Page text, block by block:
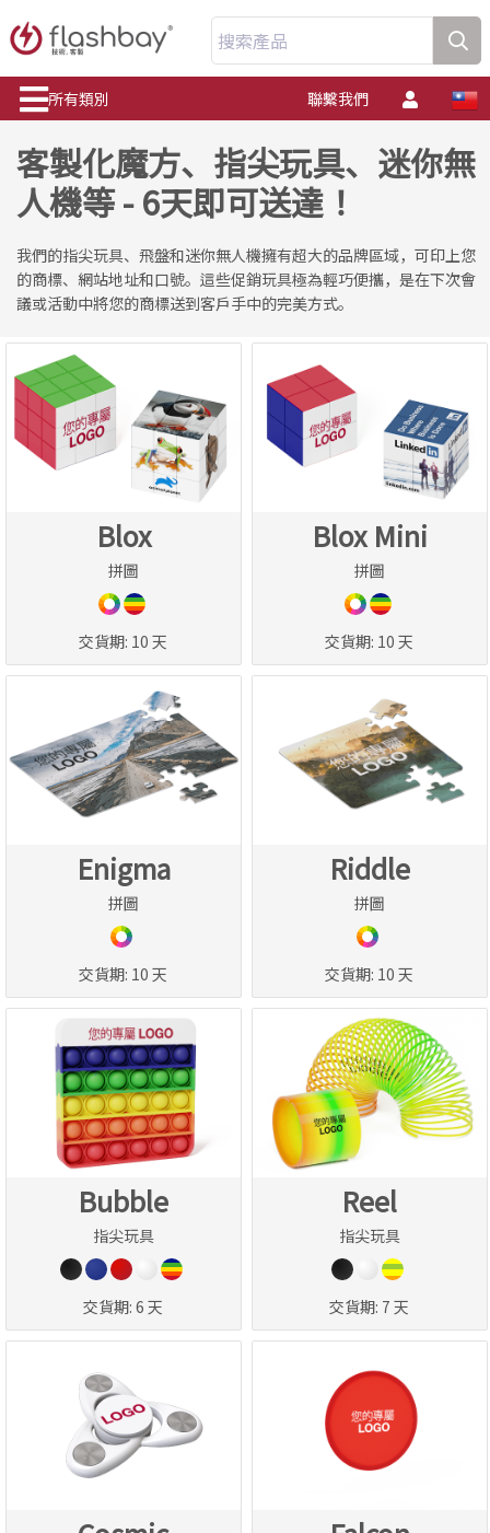
搜索產品
所有類別 聯繫我們
客製化魔方、指尖玩具、迷你無
人機等 - 6天即可送達！
我們的指尖玩具、飛盤和迷你無人機擁有超大的品牌區域，可印上您
的商標、網站地址和口號。這些促銷玩具極為輕巧便攜，是在下次會
議或活動中將您的商標送到客戶手中的完美方式。
Blox
拼圖
交貨期: 10 天
Blox Mini
拼圖
交貨期: 10 天
Enigma
拼圖
交貨期: 10 天
Riddle
拼圖
交貨期: 10 天
Bubble
指尖玩具
交貨期: 6 天
Reel
指尖玩具
交貨期: 7 天